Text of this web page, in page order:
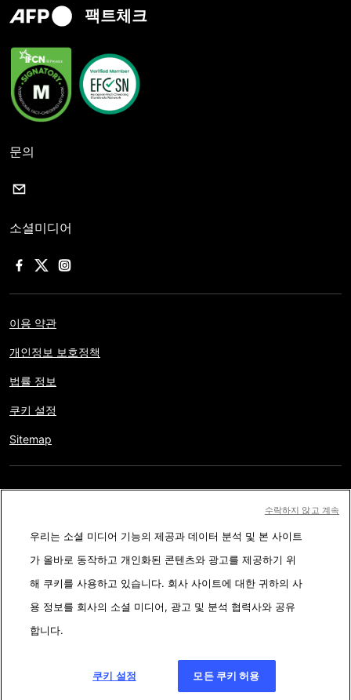
팩트체크
문의
소셜미디어
이용 약관
개인정보 보호정책
법률 정보
쿠키 설정
Sitemap
AFP와 계약 없이 저작물의 일부나 전체를 복사, 출판, 방송하는 것은
엄격히 금합니다. 팩트체킹 콘텐츠 내에 묘사된 부분과 링크 형태로
첨부된 부분은 관련 정보의 이해를 돕기 위한 것입니다. AFP는 서드
파티 콘텐츠 제작자나 저작권자로 부터 어떤 권한도 받지 않았기에
이에 따른 법적 책임을 지지 않습니다. AFP와 AFP 로고는 등록된 상
우리는 소셜 미디어 기능의 제공과 데이터 분석 및 본 사이트
가 올바로 동작하고 개인화된 콘텐츠와 광고를 제공하기 위
해 쿠키를 사용하고 있습니다. 회사 사이트에 대한 귀하의 사
용 정보를 회사의 소셜 미디어, 광고 및 분석 협력사와 공유
합니다.
쿠키 설정 모든 쿠키 허용
수락하지 않고 계속